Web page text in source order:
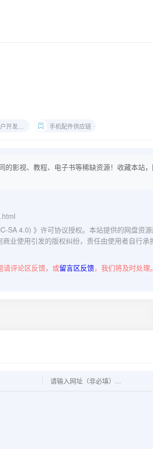
发方法 手机配件供应链
的影视、教程、电子书等稀缺资源！收藏本站
SA 4.0) 》许可协议授权。本站提供的网盘资
业使用引发的版权纠纷，责任由使用者自行承
请评论区反馈，或留言区反馈，我们将及时处理